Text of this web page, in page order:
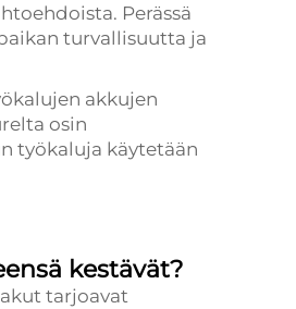
Perässä
turvallisuutta ja
akkujen
osin
työkaluja käytetään
kestävät?
tarjoavat